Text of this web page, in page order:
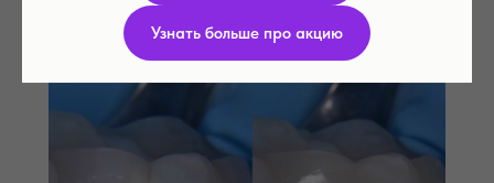
Узнать больше про акцию